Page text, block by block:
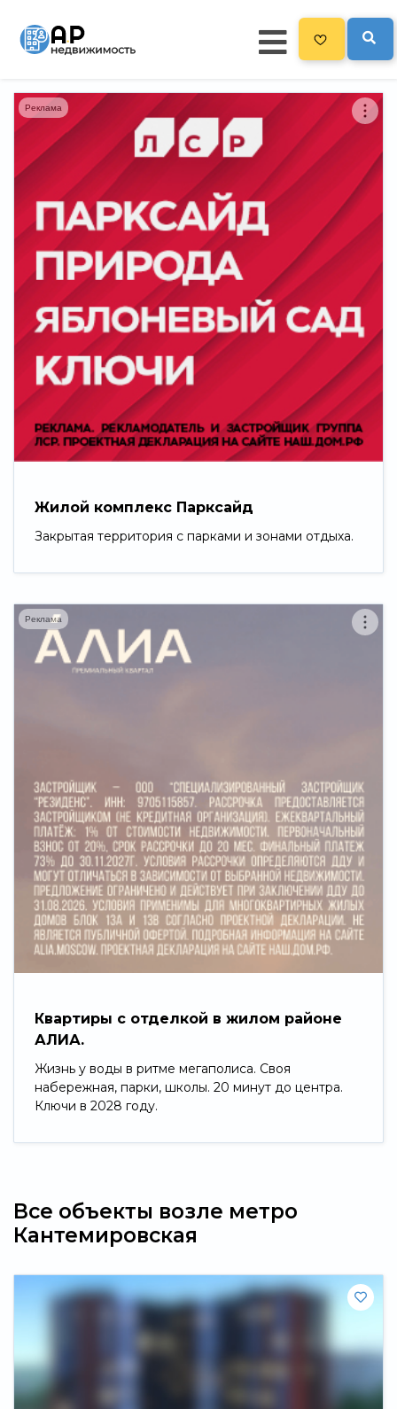
Главная
Все новостройки 3300
Новостройки на карте
Блог
Черный список ЖК
Рекламодателям
Политика конфиденциальности
Карта сайта
Жилой комплекс Парксайд
Закрытая территория с парками и зонами отдыха.
Реклама
Квартиры с отделкой в жилом районе
АЛИА.
Жизнь у воды в ритме мегаполиса. Своя
набережная, парки, школы. 20 минут до центра.
Ключи в 2028 году.
Реклама
Все объекты возле метро
Кантемировская